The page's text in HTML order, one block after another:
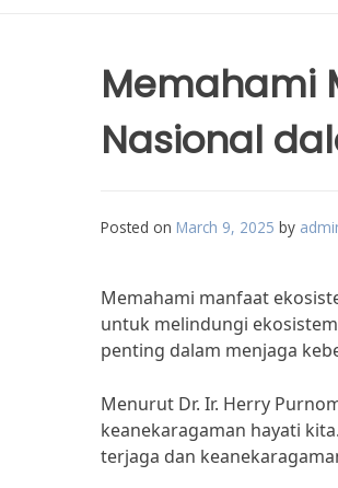
Memahami
Nasional
Posted on March 9, 2025 by
Memahami manfaat
untuk melindungi
penting dalam menjaga
Menurut Dr. Ir. Herry
keanekaragaman hayati
terjaga dan